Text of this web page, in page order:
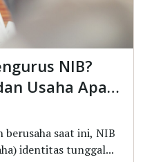
NIB?
Usaha Apa
NIB
berusaha saat ini, NIB
identitas tunggal...